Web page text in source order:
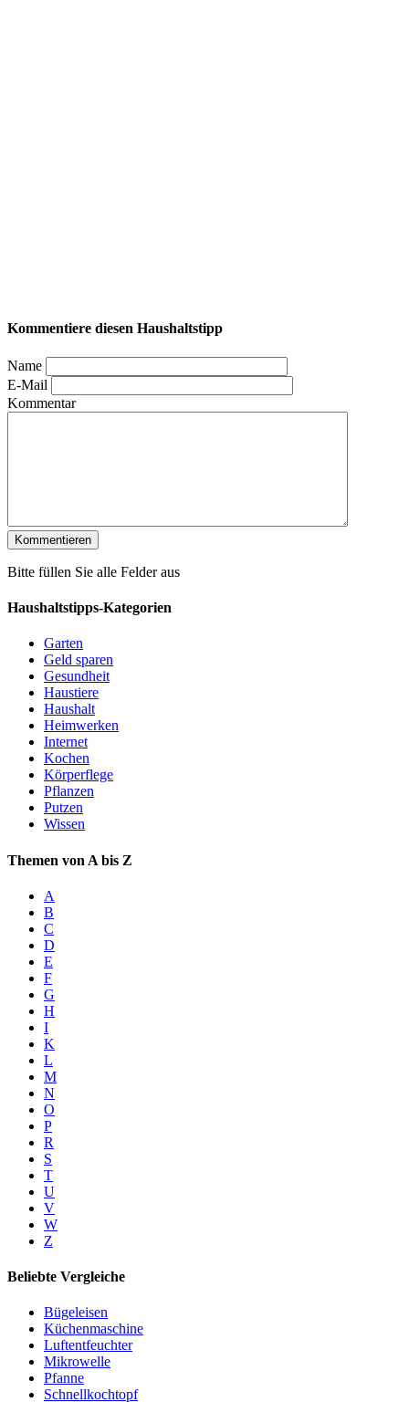
Kommentiere diesen Haushaltstipp
Name
E-Mail
Kommentar
Bitte füllen Sie alle Felder aus
Haushaltstipps-Kategorien
Garten
Geld sparen
Gesundheit
Haustiere
Haushalt
Heimwerken
Internet
Kochen
Körperflege
Pflanzen
Putzen
Wissen
Themen von A bis Z
A
B
C
D
E
F
G
H
I
K
L
M
N
O
P
R
S
T
U
V
W
Z
Beliebte Vergleiche
Bügeleisen
Küchenmaschine
Luftentfeuchter
Mikrowelle
Pfanne
Schnellkochtopf